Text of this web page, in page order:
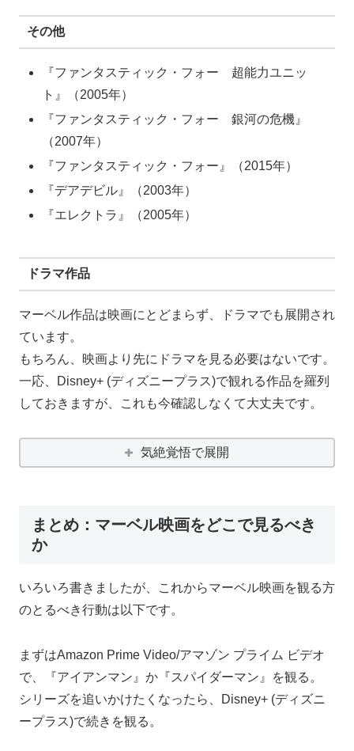
その他
『ファンタスティック・フォー 超能力ユニッ
ト』（2005年）
『ファンタスティック・フォー 銀河の危機』
（2007年）
『ファンタスティック・フォー』（2015年）
『デアデビル』（2003年）
『エレクトラ』（2005年）
ドラマ作品
マーベル作品は映画にとどまらず、ドラマでも展開され
ています。
もちろん、映画より先にドラマを見る必要はないです。
一応、Disney+ (ディズニープラス)で観れる作品を羅列
しておきますが、これも今確認しなくて大丈夫です。
気絶覚悟で展開
まとめ：マーベル映画をどこで見るべき
か
いろいろ書きましたが、これからマーベル映画を観る方
のとるべき行動は以下です。
まずはAmazon Prime Video/アマゾン プライム ビデオ
で、『アイアンマン』か『スパイダーマン』を観る。
シリーズを追いかけたくなったら、Disney+ (ディズニ
ープラス)で続きを観る。